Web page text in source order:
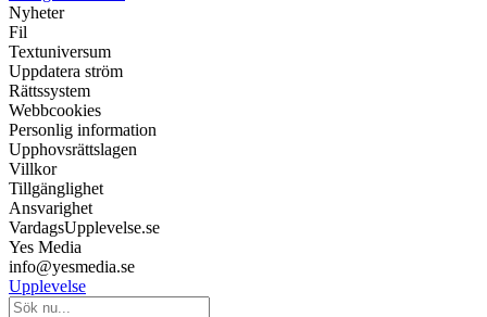
Nyheter
Fil
Textuniversum
Uppdatera ström
Rättssystem
Webbcookies
Personlig information
Upphovsrättslagen
Villkor
Tillgänglighet
Ansvarighet
VardagsUpplevelse.se
Yes Media
info@yesmedia.se
Upplevelse